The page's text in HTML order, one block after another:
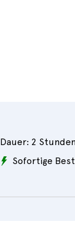
Dauer: 2
Sofortige